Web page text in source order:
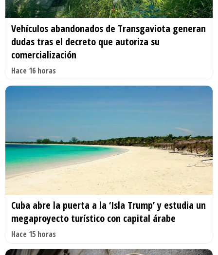
Vehículos abandonados de Transgaviota generan
dudas tras el decreto que autoriza su
comercialización
Hace 16 horas
Cuba abre la puerta a la ‘Isla Trump’ y estudia un
megaproyecto turístico con capital árabe
Hace 15 horas